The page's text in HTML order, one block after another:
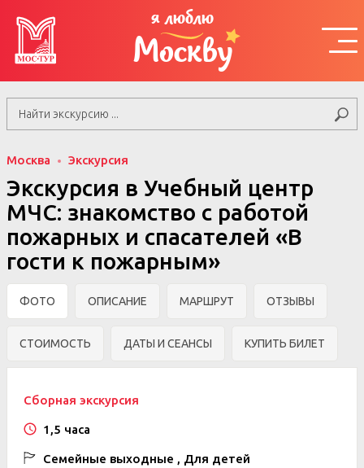
я люблю
Москву
Москва Экскурсия
Экскурсия в Учебный центр
МЧС: знакомство с работой
пожарных и спасателей «В
гости к пожарным»
ФОТО ОПИСАНИЕ МАРШРУТ ОТЗЫВЫ
СТОИМОСТЬ ДАТЫ И СЕАНСЫ КУПИТЬ БИЛЕТ
Сборная экскурсия
1,5 часа
Семейные выходные , Для детей